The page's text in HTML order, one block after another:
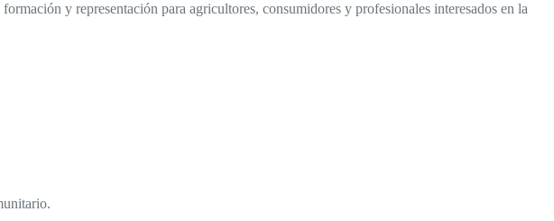
y representación para agricultores, consumidores y profesionales interesados en la